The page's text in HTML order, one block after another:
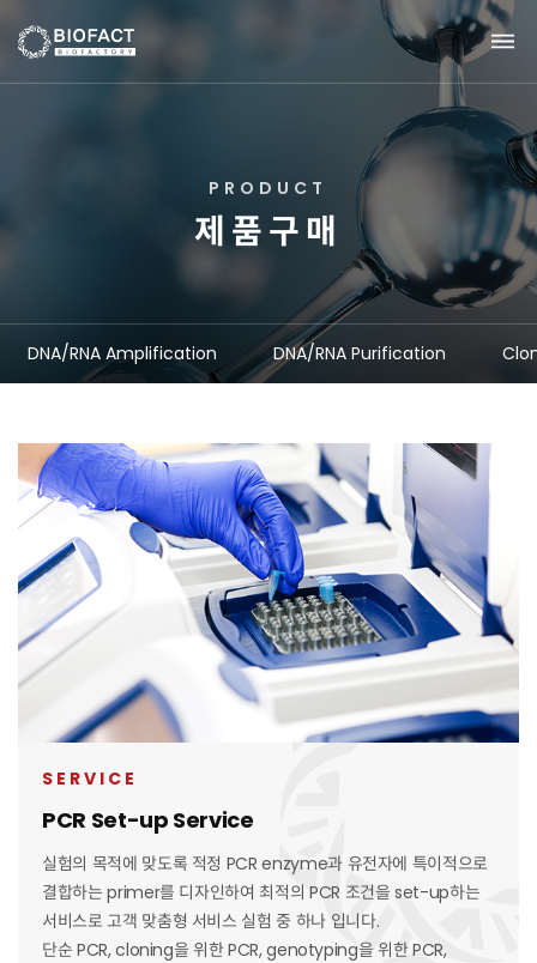
P R O D U C T
제 품구 매
DNA/RNA Amplification DNA/RNA Purification
SERVICE
PCR Set-up Service
실험의 목적에 맞도록 적정 PCR enzyme과 유전자에 특이적으로
결합하는 primer를 디자인하여 최적의 PCR 조건을 set-up하는
서비스로 고객 맞춤형 서비스 실험 중 하나 입니다.
단순 PCR, cloning을 위한 PCR, genotyping을 위한 PCR,